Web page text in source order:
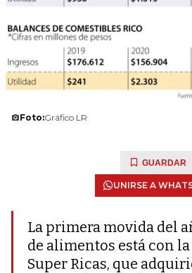
Foto:Gráfico LR
GUARDAR
UNIRSE A
La primera movida del
de alimentos está con
Super Ricas, que